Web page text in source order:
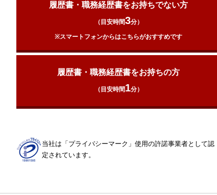
履歴書・職務経歴書をお持ちでない方
（目安時間3分）
※スマートフォンからはこちらがおすすめです
履歴書・職務経歴書をお持ちの方
（目安時間1分）
当社は「プライバシーマーク」使用の許諾事業者として認
定されています。